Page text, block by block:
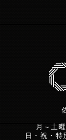
月～土
日・祝・